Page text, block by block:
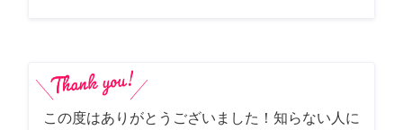
この度はありがとうございました！知らない人に